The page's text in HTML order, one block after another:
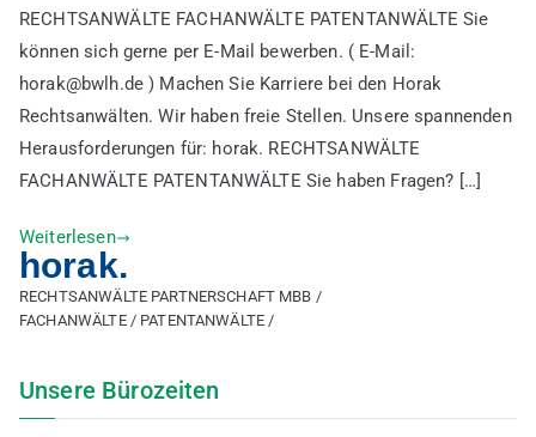
RECHTSANWÄLTE FACHANWÄLTE PATENTANWÄLTE Sie
können sich gerne per E-Mail bewerben. ( E-Mail:
horak@bwlh.de ) Machen Sie Karriere bei den Horak
Rechtsanwälten. Wir haben freie Stellen. Unsere spannenden
Herausforderungen für: horak. RECHTSANWÄLTE
FACHANWÄLTE PATENTANWÄLTE Sie haben Fragen? […]
Weiterlesen
horak.
RECHTSANWÄLTE PARTNERSCHAFT MBB /
FACHANWÄLTE / PATENTANWÄLTE /
Unsere Bürozeiten